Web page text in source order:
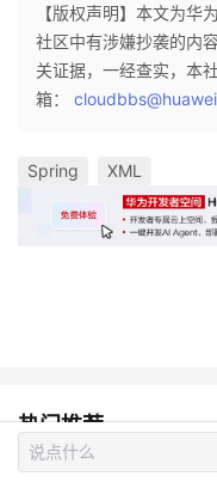
【版权声明】本文为华
社区中有涉嫌抄袭的内
关证据，一经查实，本
箱：
Spring XML
热门推荐